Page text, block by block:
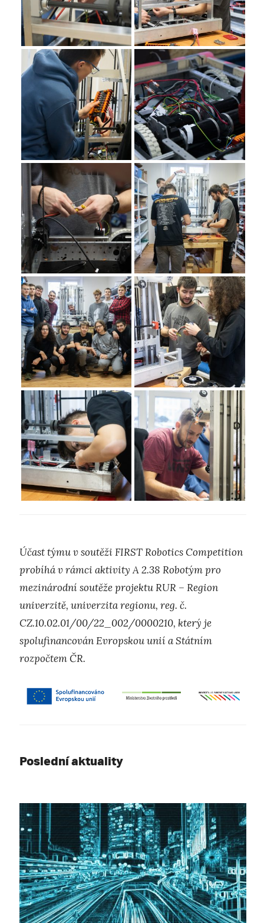
Účast týmu v soutěži FIRST Robotics Competition
probíhá v rámci aktivity A 2.38 Robotým pro
mezinárodní soutěže projektu RUR – Region
univerzitě, univerzita regionu, reg. č.
CZ.10.02.01/00/22_002/0000210, který je
spolufinancován Evropskou unií a Státním
rozpočtem ČR.
Poslední aktuality